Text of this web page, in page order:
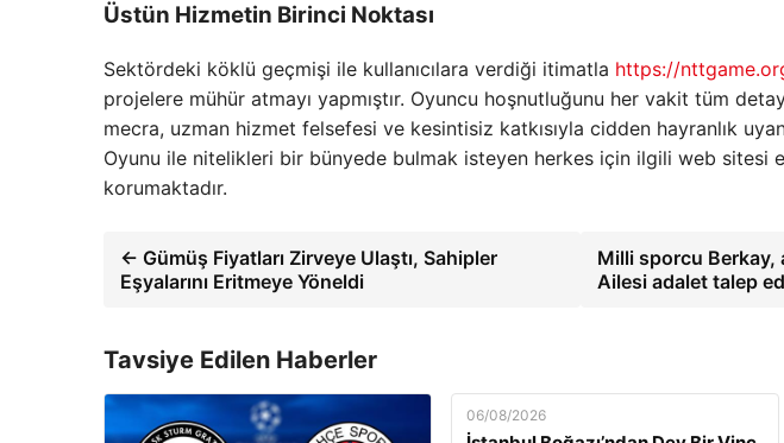
Üstün Hizmetin Birinci Noktası
Sektördeki köklü geçmişi ile kullanıcılara verdiği itimatla https://
projelere mühür atmayı yapmıştır. Oyuncu hoşnutluğunu her vakit tüm
mecra, uzman hizmet felsefesi ve kesintisiz katkısıyla cidden hayranlık
Oyunu ile nitelikleri bir bünyede bulmak isteyen herkes için ilgili web sitesi
korumaktadır.
← Gümüş Fiyatları Zirveye Ulaştı, Sahipler
Eşyalarını Eritmeye Yöneldi
Milli sporcu Berkay,
Ailesi adalet talep
Tavsiye Edilen Haberler
06/08/2026